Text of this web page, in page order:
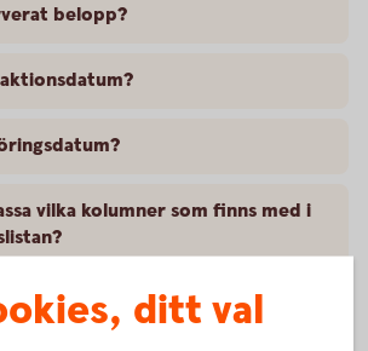
belopp?
vilka kolumner som finns med i
ett urval av transaktioner i
ditt val